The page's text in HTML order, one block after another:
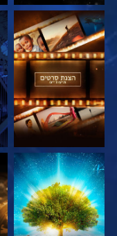
בדוק את הסדרה
בדוק את הסדרה